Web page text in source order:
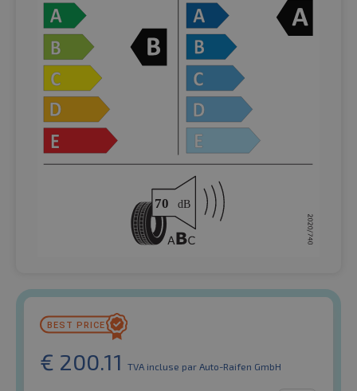
€ 200.11 TVA incluse par Auto-Raifen GmbH